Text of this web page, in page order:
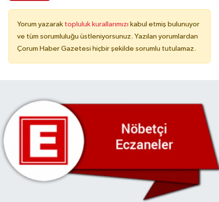
Yorum yazarak topluluk kurallarımızı kabul etmiş bulunuyor
ve tüm sorumluluğu üstleniyorsunuz. Yazılan yorumlardan
Çorum Haber Gazetesi hiçbir şekilde sorumlu tutulamaz.